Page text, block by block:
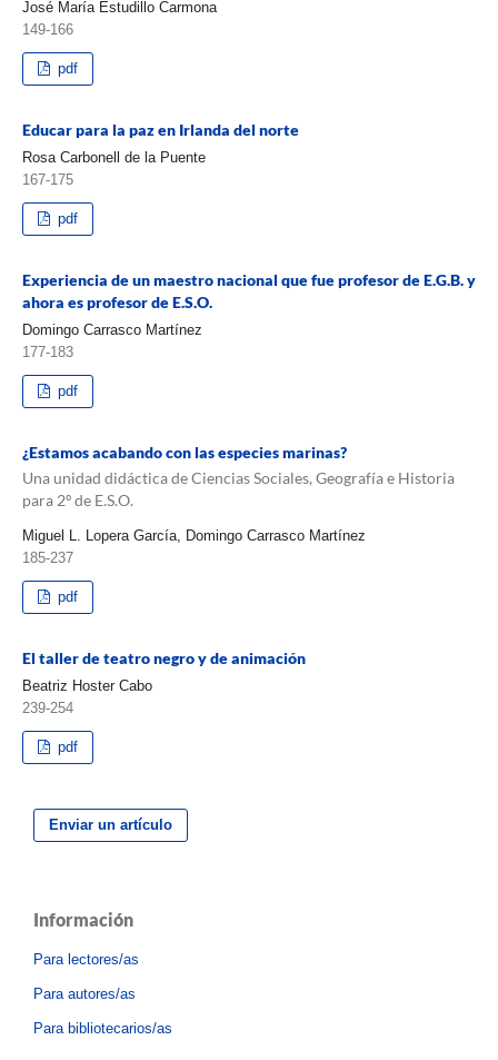
José María Estudillo Carmona
149-166
pdf
Educar para la paz en Irlanda del norte
Rosa Carbonell de la Puente
167-175
pdf
Experiencia de un maestro nacional que fue profesor de E.G.B. y
ahora es profesor de E.S.O.
Domingo Carrasco Martínez
177-183
pdf
¿Estamos acabando con las especies marinas?
Una unidad didáctica de Ciencias Sociales, Geografía e Historia
para 2º de E.S.O.
Miguel L. Lopera García, Domingo Carrasco Martínez
185-237
pdf
El taller de teatro negro y de animación
Beatriz Hoster Cabo
239-254
pdf
Enviar un artículo
Información
Para lectores/as
Para autores/as
Para bibliotecarios/as